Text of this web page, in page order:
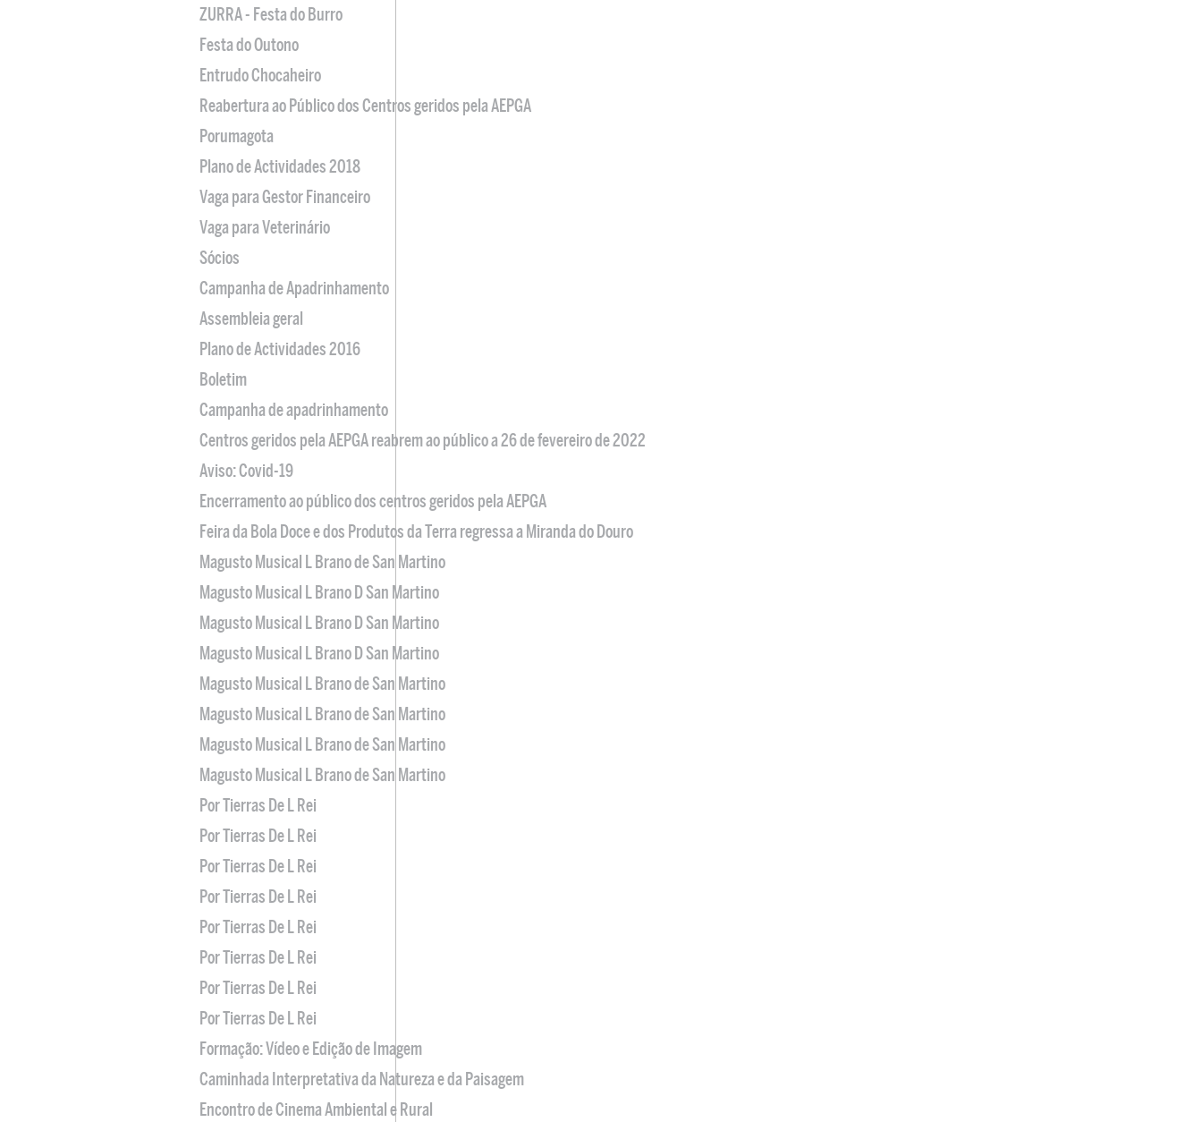
ZURRA - Festa do Burro
Festa do Outono
Entrudo Chocaheiro
Reabertura ao Público dos Centros geridos pela AEPGA
Porumagota
Plano de Actividades 2018
Vaga para Gestor Financeiro
Vaga para Veterinário
Sócios
Campanha de Apadrinhamento
Assembleia geral
Plano de Actividades 2016
Boletim
Campanha de apadrinhamento
Centros geridos pela AEPGA reabrem ao público a 26 de fevereiro de 2022
Aviso: Covid-19
Encerramento ao público dos centros geridos pela AEPGA
Feira da Bola Doce e dos Produtos da Terra regressa a Miranda do Douro
Magusto Musical L Brano de San Martino
Magusto Musical L Brano D San Martino
Magusto Musical L Brano D San Martino
Magusto Musical L Brano D San Martino
Magusto Musical L Brano de San Martino
Magusto Musical L Brano de San Martino
Magusto Musical L Brano de San Martino
Magusto Musical L Brano de San Martino
Por Tierras De L Rei
Por Tierras De L Rei
Por Tierras De L Rei
Por Tierras De L Rei
Por Tierras De L Rei
Por Tierras De L Rei
Por Tierras De L Rei
Por Tierras De L Rei
Formação: Vídeo e Edição de Imagem
Caminhada Interpretativa da Natureza e da Paisagem
Encontro de Cinema Ambiental e Rural